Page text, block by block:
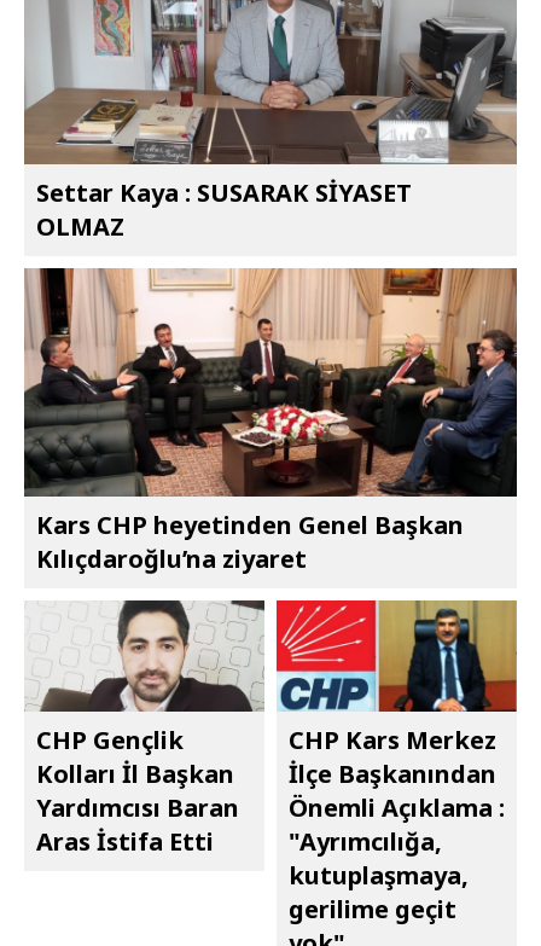
Settar Kaya : SUSARAK SİYASET
OLMAZ
Kars CHP heyetinden Genel Başkan
Kılıçdaroğlu’na ziyaret
CHP Gençlik
Kolları İl Başkan
Yardımcısı Baran
Aras İstifa Etti
CHP Kars Merkez
İlçe Başkanından
Önemli Açıklama :
"Ayrımcılığa,
kutuplaşmaya,
gerilime geçit